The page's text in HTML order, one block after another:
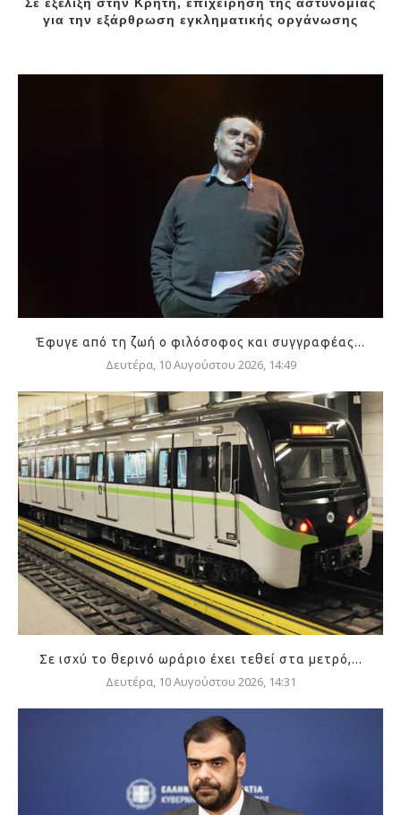
για την εξάρθρωση εγκληματικής οργάνωσης
Έφυγε από τη ζωή ο φιλόσοφος και συγγραφέας...
Δευτέρα, 10 Αυγούστου 2026, 14:49
Σε ισχύ το θερινό ωράριο έχει τεθεί στα μετρό,...
Δευτέρα, 10 Αυγούστου 2026, 14:31